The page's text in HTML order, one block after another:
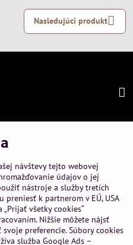
Nasledujúci produkt
návštevy tejto webovej
údajov o jej
nástroje a služby tretích
preniesť k partnerom v EÚ, USA
všetky cookies“
Nižšie môžete nájsť
preferencie. Súbory cookies
služba Google Ads –